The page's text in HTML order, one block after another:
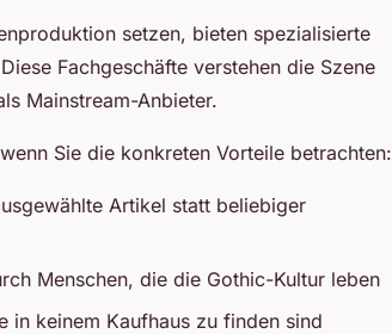
setzen, bieten spezialisierte
Fachgeschäfte verstehen die Szene
Mainstream-Anbieter.
Sie die konkreten Vorteile betrachten:
Artikel statt beliebiger
Menschen, die die Gothic-Kultur leben
in keinem Kaufhaus zu finden sind